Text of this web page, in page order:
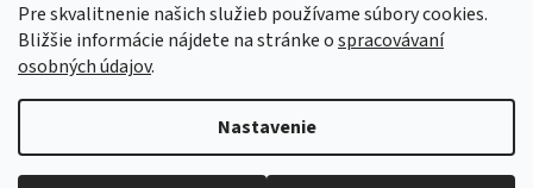
Pre skvalitnenie našich služieb používame súbory cookies.
Bližšie informácie nájdete na stránke ospracovávaní
osobných údajov.
Nastavenie
Vložením e-mailu súhlasíte spodmienkami spracovávania osobných
údajov
Vytvoril Shoptet